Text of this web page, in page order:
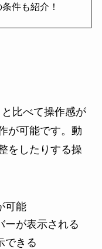
件も紹介！
比べて操作感が
が可能です。動
をしたりする操
可能
ーが表示される
できる